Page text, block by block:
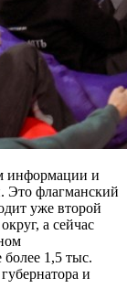
информации и
Это флагманский
уже второй
а сейчас
более 1,5 тыс.
и